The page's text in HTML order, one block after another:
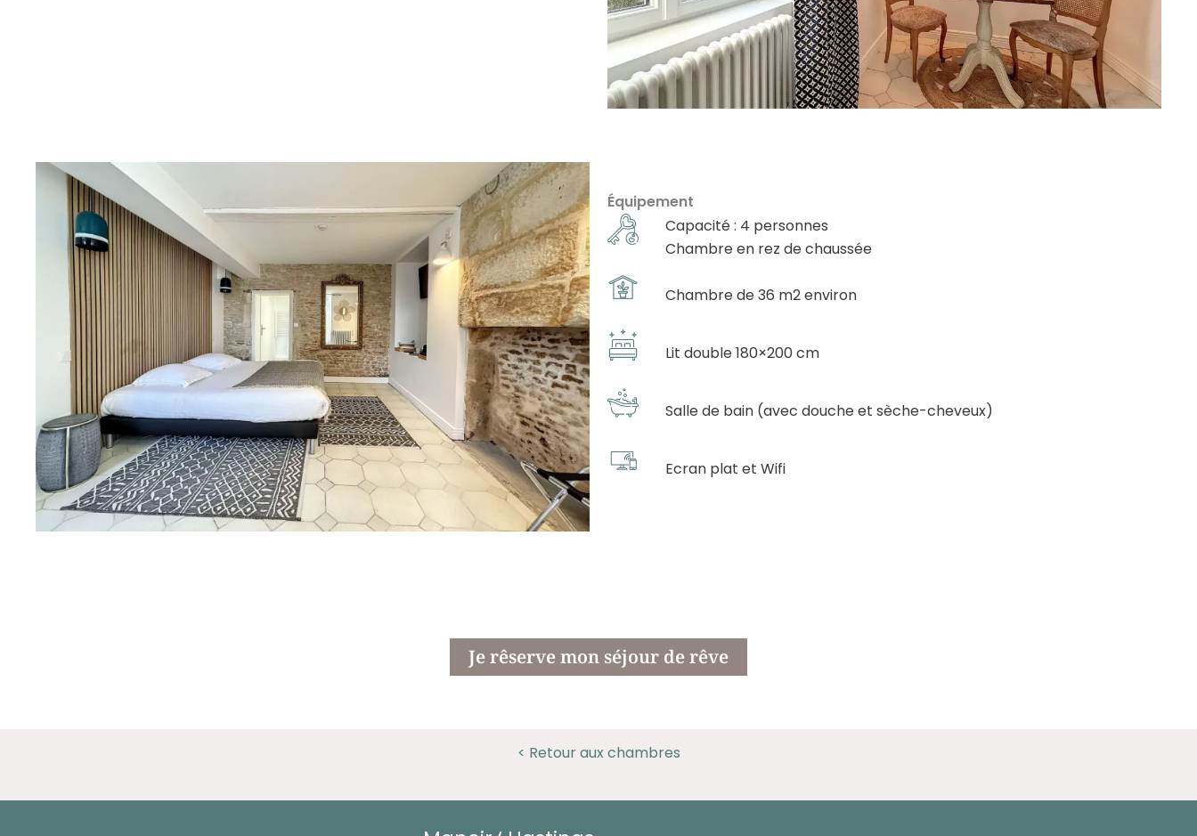
Équipement
Capacité : 4 personnes
Chambre en rez de chaussée
Chambre de 36 m2 environ
Lit double 180×200 cm
Salle de bain (avec douche et sèche-cheveux)
Ecran plat et Wifi
Je rêserve mon séjour de rêve
< Retour aux chambres